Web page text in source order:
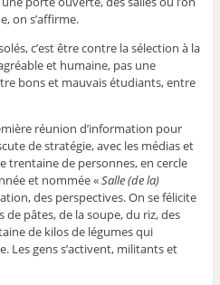
on s’affirme.
c’est être contre la sélection à la
et humaine, pas une
bons et mauvais étudiants, entre
réunion d’information pour
de stratégie, avec les médias et
trentaine de personnes, en cercle
et nommée «Salle (de la)
des perspectives. On se félicite
de pâtes, de la soupe, du riz, des
de kilos de légumes qui
Les gens s’activent, militants et